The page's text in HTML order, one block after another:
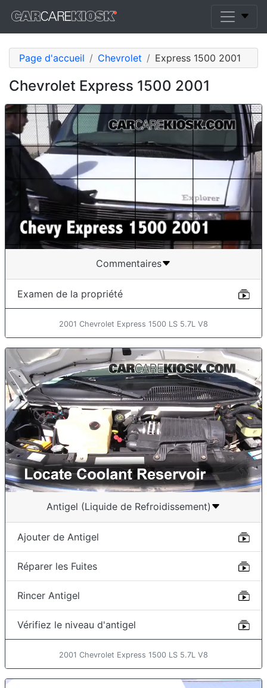
Page d'accueil Chevrolet Express 1500 2001
Chevrolet Express 1500 2001
Commentaires
Examen de la propriété
2001 Chevrolet Express 1500 LS 5.7L V8
Antigel (Liquide de Refroidissement)
Ajouter de Antigel
Réparer les Fuites
Rincer Antigel
Vérifiez le niveau d'antigel
2001 Chevrolet Express 1500 LS 5.7L V8